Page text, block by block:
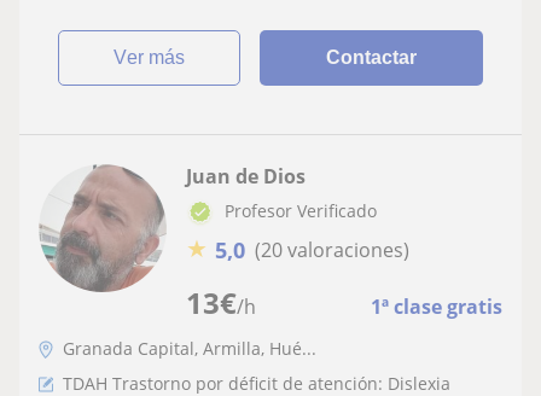
ver más Contactar
13€/h 1ª clase gratis
Juan de Dios
Profesor Verificado
★ 5,0 (20 valoraciones)
Granada Capital, Armilla, Hué...
TDAH Trastorno por déficit de atención: Dislexia